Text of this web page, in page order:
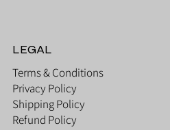
LEGAL
Terms & Conditions
Privacy Policy
Shipping Policy
Refund Policy